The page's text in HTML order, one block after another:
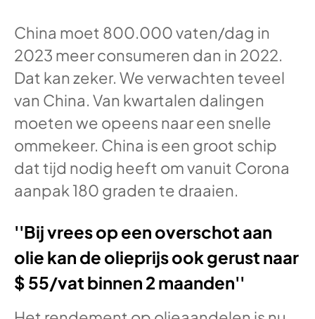
China moet 800.000 vaten/dag in
2023 meer consumeren dan in 2022.
Dat kan zeker. We verwachten teveel
van China. Van kwartalen dalingen
moeten we opeens naar een snelle
ommekeer. China is een groot schip
dat tijd nodig heeft om vanuit Corona
aanpak 180 graden te draaien.
''Bij vrees op een overschot aan
olie kan de olieprijs ook gerust naar
$ 55/vat binnen 2 maanden''